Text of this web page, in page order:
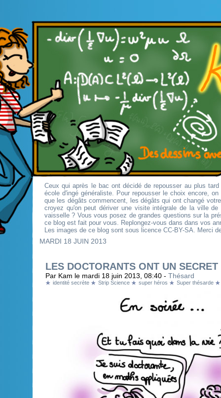
Ceux qui après le bac ont décidé de repousser au plus
école d'ingé généraliste. Pour repousser le choix encore,
que les dégâts commencent, les dégâts qui ont changé
croyez qu'on peut dériver une visite intégrale de la ville
vaisselle ? Vous vous posez de grandes questions sur la
ce blog est fait pour vous. Replongez-vous dans dans vos
Les images de ce blog sont sous licence CC-BY-SA. Merci
MARDI 18 JUIN 2013
LES DOCTORANTS ONT UN SECRET
Par Kam le mardi 18 juin 2013, 08:40 - Thésard
identité secrète Strip Science super héros Super thésarde